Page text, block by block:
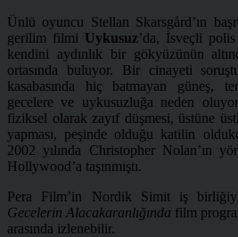
Ünlü oyuncu Stellan Skarsgård’ın
gerilim filmi Uykusuz’da, İsveçli
kendini aydınlık bir gökyüzünün
ortasında buluyor. Bir cinayeti
kasabasında hiç batmayan güneş,
gecelere ve uykusuzluğa neden
fiziksel olarak zayıf düşmesi, üstüne
yapması, peşinde olduğu katilin
2002 yılında Christopher Nolan’ın
Hollywood’a taşınmıştı.
Pera Film’in Nordik Simit iş
Gecelerin Alacakaranlığında film
arasında izlenebilir.